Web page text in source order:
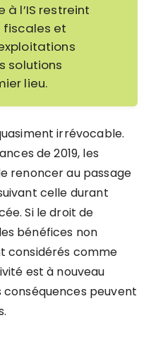
l’IS restreint
et
solutions
lieu.
irrévocable.
de 2019, les
renoncer au passage
celle durant
Si le droit de
bénéfices non
considérés comme
est à nouveau
peuvent